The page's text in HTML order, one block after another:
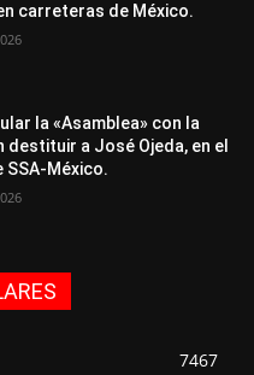
carreteras de México.
la «Asamblea» con la
destituir a José Ojeda, en el
SSA-México.
7467